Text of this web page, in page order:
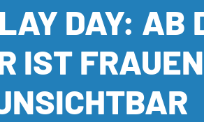
DAY: AB
IST